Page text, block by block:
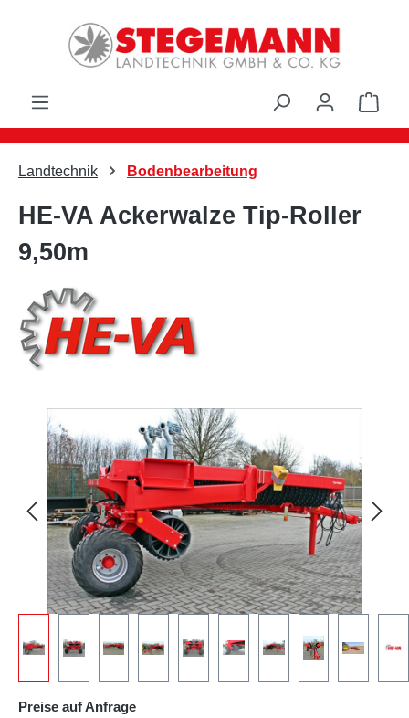
Zum Hauptinhalt springen
Landtechnik Bodenbearbeitung
HE-VA Ackerwalze Tip-Roller
9,50m
Bildergalerie überspringen
Preise auf Anfrage